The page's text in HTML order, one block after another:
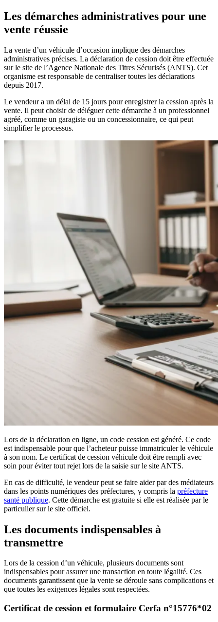
Les démarches administratives pour une
vente réussie
La vente d’un véhicule d’occasion implique des démarches
administratives précises. La déclaration de cession doit être effectuée
sur le site de l’Agence Nationale des Titres Sécurisés (ANTS). Cet
organisme est responsable de centraliser toutes les déclarations
depuis 2017.
Le vendeur a un délai de 15 jours pour enregistrer la cession après la
vente. Il peut choisir de déléguer cette démarche à un professionnel
agréé, comme un garagiste ou un concessionnaire, ce qui peut
simplifier le processus.
Lors de la déclaration en ligne, un code cession est généré. Ce code
est indispensable pour que l’acheteur puisse immatriculer le véhicule
à son nom. Le certificat de cession véhicule doit être rempli avec
soin pour éviter tout rejet lors de la saisie sur le site ANTS.
En cas de difficulté, le vendeur peut se faire aider par des médiateurs
dans les points numériques des préfectures, y compris la préfecture
santé publique. Cette démarche est gratuite si elle est réalisée par le
particulier sur le site officiel.
Les documents indispensables à
transmettre
Lors de la cession d’un véhicule, plusieurs documents sont
indispensables pour assurer une transaction en toute légalité. Ces
documents garantissent que la vente se déroule sans complications et
que toutes les exigences légales sont respectées.
Certificat de cession et formulaire Cerfa n°15776*02